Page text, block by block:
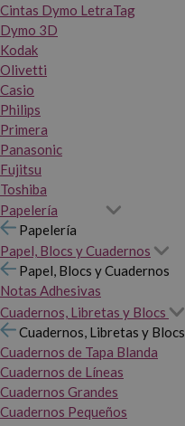
Cintas Dymo LetraTag
Dymo 3D
Kodak
Olivetti
Casio
Philips
Primera
Panasonic
Fujitsu
Toshiba
Papelería
Papelería
Papel, Blocs y Cuadernos
Papel, Blocs y Cuadernos
Notas Adhesivas
Cuadernos, Libretas y Blocs
Cuadernos, Libretas y Blocs
Cuadernos de Tapa Blanda
Cuadernos de Líneas
Cuadernos Grandes
Cuadernos Pequeños